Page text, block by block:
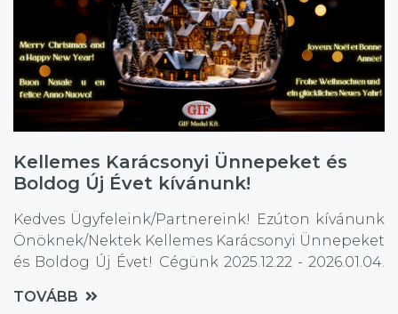
Kellemes Karácsonyi Ünnepeket és
Boldog Új Évet kívánunk!
Kedves Ügyfeleink/Partnereink! Ezúton kívánunk
Önöknek/Nektek Kellemes Karácsonyi Ünnepeket
és Boldog Új Évet! Cégünk 2025.12.22 - 2026.01.04.
Kft. csapata
TOVÁBB